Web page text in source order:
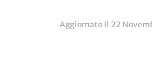
Aggiornato Il 22